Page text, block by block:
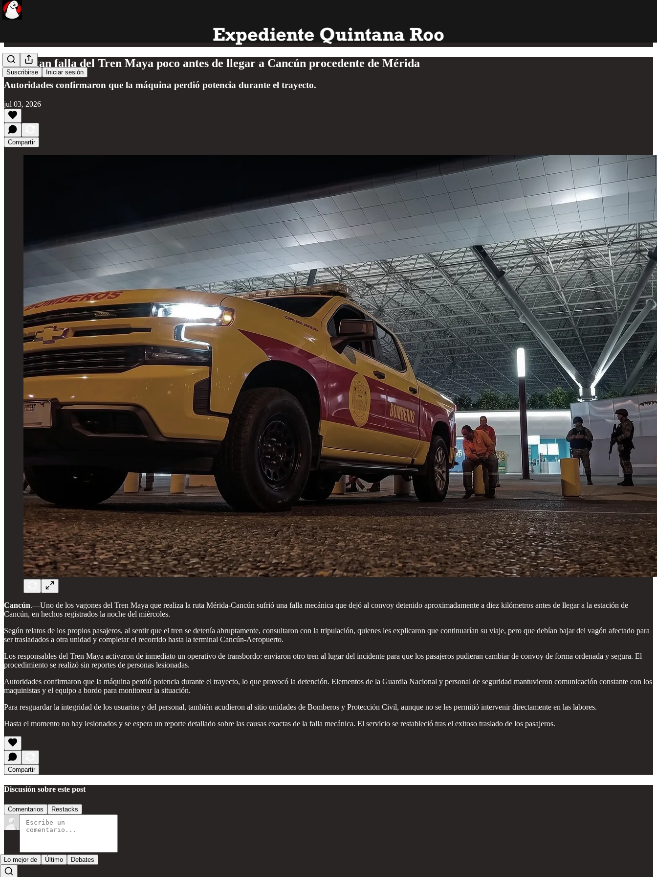
Suscribirse Iniciar sesión
Reportan falla del Tren Maya poco antes de llegar a Cancún procedente de Mérida
Autoridades confirmaron que la máquina perdió potencia durante el trayecto.
jul 03, 2026
Compartir
Cancún.—Uno de los vagones del Tren Maya que realiza la ruta Mérida-Cancún sufrió una falla mecánica que dejó al convoy detenido aproximadamente a diez kilómetros antes de llegar a la estación de
Cancún, en hechos registrados la noche del miércoles.
Según relatos de los propios pasajeros, al sentir que el tren se detenía abruptamente, consultaron con la tripulación, quienes les explicaron que continuarían su viaje, pero que debían bajar del vagón afectado para
ser trasladados a otra unidad y completar el recorrido hasta la terminal Cancún-Aeropuerto.
Los responsables del Tren Maya activaron de inmediato un operativo de transbordo: enviaron otro tren al lugar del incidente para que los pasajeros pudieran cambiar de convoy de forma ordenada y segura. El
procedimiento se realizó sin reportes de personas lesionadas.
Autoridades confirmaron que la máquina perdió potencia durante el trayecto, lo que provocó la detención. Elementos de la Guardia Nacional y personal de seguridad mantuvieron comunicación constante con los
maquinistas y el equipo a bordo para monitorear la situación.
Para resguardar la integridad de los usuarios y del personal, también acudieron al sitio unidades de Bomberos y Protección Civil, aunque no se les permitió intervenir directamente en las labores.
Hasta el momento no hay lesionados y se espera un reporte detallado sobre las causas exactas de la falla mecánica. El servicio se restableció tras el exitoso traslado de los pasajeros.
Compartir
Discusión sobre este post
Comentarios Restacks
Lo mejor de Último Debates